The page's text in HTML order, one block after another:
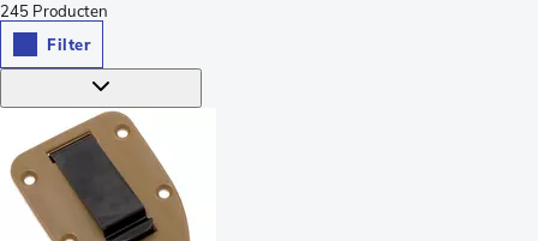
245 Producten
Filter